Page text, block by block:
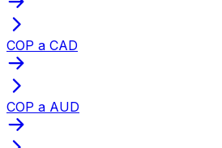
COP a CAD
COP a AUD